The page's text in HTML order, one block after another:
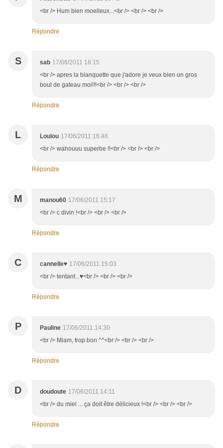
<br /> Hum bien moelleux...<br /> <br /> <br />
Répondre
S sab 17/06/2011 18:15
<br /> apres la blanquette que j'adore je veux bien un gros
bout de gateau moi!!!<br /> <br /> <br />
Répondre
L Loulou 17/06/2011 16:48
<br /> wahouuu superbe !!<br /> <br /> <br />
Répondre
M manou60 17/06/2011 15:17
<br /> c divin !<br /> <br /> <br />
Répondre
C cannelle♥ 17/06/2011 15:03
<br /> tentant...♥<br /> <br /> <br />
Répondre
P Pauline 17/06/2011 14:30
<br /> Miam, trop bon ^^<br /> <br /> <br />
Répondre
D doudoute 17/06/2011 14:11
<br /> du miel ... ça doit être délicieux !<br /> <br /> <br />
Répondre